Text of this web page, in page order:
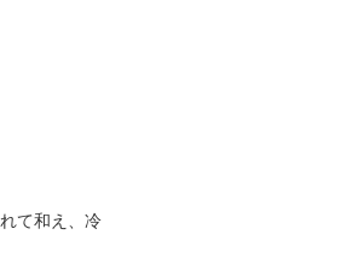
て和え、冷